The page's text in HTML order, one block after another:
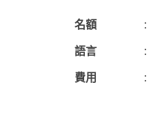
名額 :
語言
:
費用
: